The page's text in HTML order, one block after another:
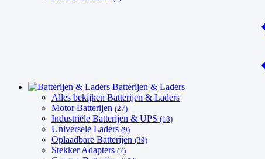
Batterijen & Laders
Alles bekijken Batterijen & Laders
Motor Batterijen (27)
Industriële Batterijen & UPS (18)
Universele Laders (9)
Oplaadbare Batterijen (39)
Stekker Adapters (7)